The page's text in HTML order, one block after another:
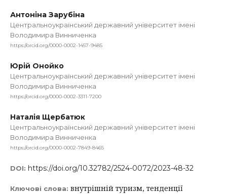
Антоніна Зарубіна
Центральноукраїнський державний університет імені
Володимира Винниченка
https://orcid.org/0000-0002-1457-9485
Юрій Онойко
Центральноукраїнський державний університет імені
Володимира Винниченка
https://orcid.org/0000-0002-3311-7200
Наталія Щербатюк
Центральноукраїнський державний університет імені
Володимира Винниченка
https://orcid.org/0000-0002-7849-8465
DOI: https://doi.org/10.32782/2524-0072/2023-48-32
Ключові слова: внутрішній туризм, тенденції